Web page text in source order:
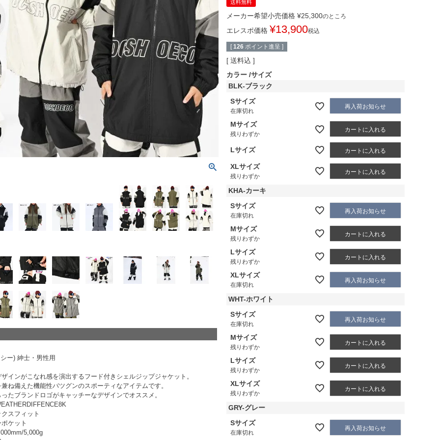
ー) 紳士・男性用
インがこなれ感を演出するフード付きシェルジップジャケット。
ね備えた機能性バツグンのスポーティなアイテムです。
たブランドロゴがキャッチーなデザインでオススメ。
スフィット
ケット
5,000g
送料無料
メーカー希望小売価格 ¥25,300のところ
エレスポ価格 ¥13,900税込
[ 126 ポイント進呈 ]
送料込
カラー サイズ
BLK-ブラック
Sサイズ
在庫切れ
再入荷お知らせ
Mサイズ
残りわずか
カートに入れる
Lサイズ カートに入れる
XLサイズ
残りわずか
カートに入れる
KHA-カーキ
Sサイズ
在庫切れ
再入荷お知らせ
Mサイズ
残りわずか
カートに入れる
Lサイズ
残りわずか
カートに入れる
XLサイズ
在庫切れ
再入荷お知らせ
WHT-ホワイト
Sサイズ
在庫切れ
再入荷お知らせ
Mサイズ
残りわずか
カートに入れる
Lサイズ
残りわずか
カートに入れる
XLサイズ
残りわずか
カートに入れる
GRY-グレー
Sサイズ
在庫切れ
再入荷お知らせ